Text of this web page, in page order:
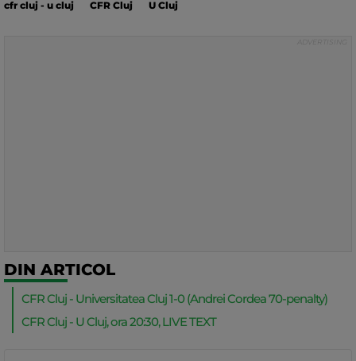
cfr cluj - u cluj CFR Cluj U Cluj
DIN ARTICOL
CFR Cluj - Universitatea Cluj 1-0 (Andrei Cordea 70-penalty)
CFR Cluj - U Cluj, ora 20:30, LIVE TEXT